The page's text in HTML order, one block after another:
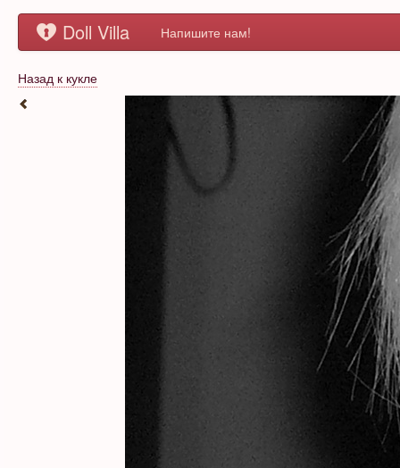
Doll Villa Напишите нам!
Назад к кукле